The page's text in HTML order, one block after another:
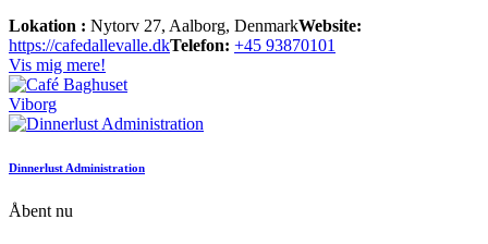
Lokation : Nytorv 27, Aalborg, DenmarkWebsite:
https://cafedallevalle.dkTelefon: +45 93870101
Vis mig mere!
Viborg
Dinnerlust Administration
Åbent nu